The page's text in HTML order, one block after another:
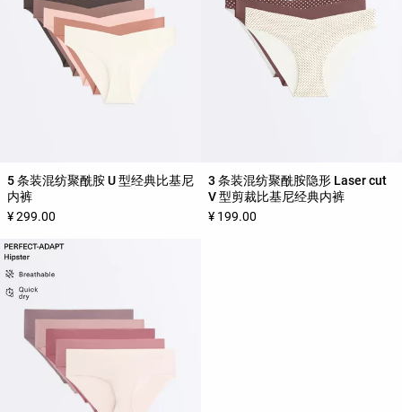
5 条装混纺聚酰胺 U 型经典比基尼
内裤
¥ 299.00
3 条装混纺聚酰胺隐形 Laser cut
V 型剪裁比基尼经典内裤
¥ 199.00